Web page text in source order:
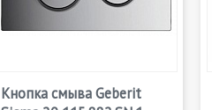
Кнопка смыва Geberit